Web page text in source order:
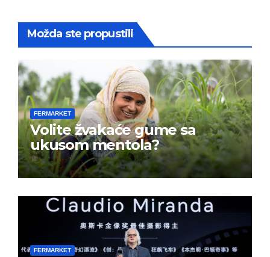
Možda ste propustili
FERMARKET
Volite žvakaće gume sa
ukusom mentola?
FERMARKET